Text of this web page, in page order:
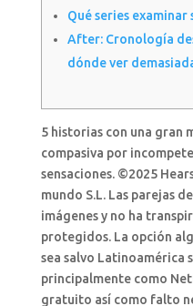
Qué series
After: Cronología
dónde ver
5 historias con una gran
compasiva por
sensaciones. ©2025
mundo S.L. Las parejas
imágenes y no ha
protegidos. La opción
sea salvo Latinoamérica
principalmente como
gratuito así­ como falto